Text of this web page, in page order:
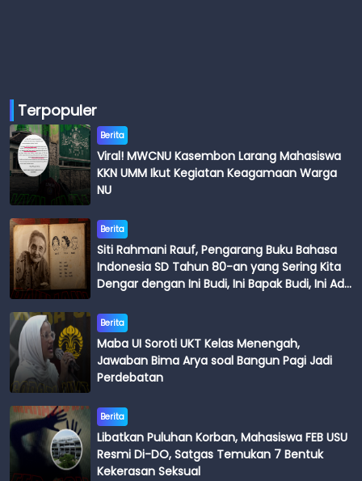
Terpopuler
Berita
Viral! MWCNU Kasembon Larang Mahasiswa
KKN UMM Ikut Kegiatan Keagamaan Warga
NU
Berita
Siti Rahmani Rauf, Pengarang Buku Bahasa
Indonesia SD Tahun 80-an yang Sering Kita
Dengar dengan Ini Budi, Ini Bapak Budi, Ini Adik
Berita
Maba UI Soroti UKT Kelas Menengah,
Jawaban Bima Arya soal Bangun Pagi Jadi
Perdebatan
Berita
Libatkan Puluhan Korban, Mahasiswa FEB USU
Resmi Di-DO, Satgas Temukan 7 Bentuk
Kekerasan Seksual